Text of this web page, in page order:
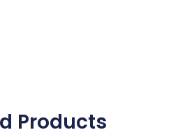
Products